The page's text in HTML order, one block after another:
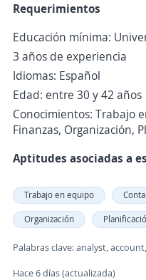
Requerimientos
Educación mínima:
3 años de experiencia
Idiomas: Español
Edad: entre 30 y 42 años
Conocimientos: Trabajo
Finanzas, Organización,
Aptitudes asociadas a
Trabajo en equipo
Organización
Palabras clave: analyst,
Hace 6 días (actualizada)